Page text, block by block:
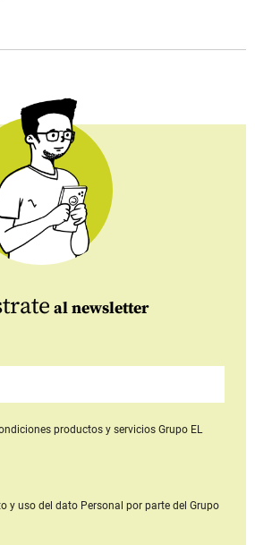
al newsletter
productos y serviciosGrupo EL
y uso del dato Personal por parte del Grupo